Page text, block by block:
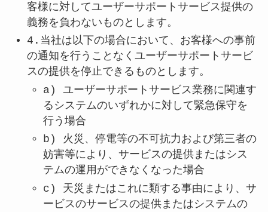
客様に対してユーザーサポートサービス提供の
義務を負わないものとします。
4.当社は以下の場合において、お客様への事前
の通知を行うことなくユーザーサポートサービ
スの提供を停止できるものとします。
a) ユーザーサポートサービス業務に関連す
るシステムのいずれかに対して緊急保守を
行う場合
b) 火災、停電等の不可抗力および第三者の
妨害等により、サービスの提供またはシス
テムの運用ができなくなった場合
c) 天災またはこれに類する事由により、サ
ービスのサービスの提供またはシステムの